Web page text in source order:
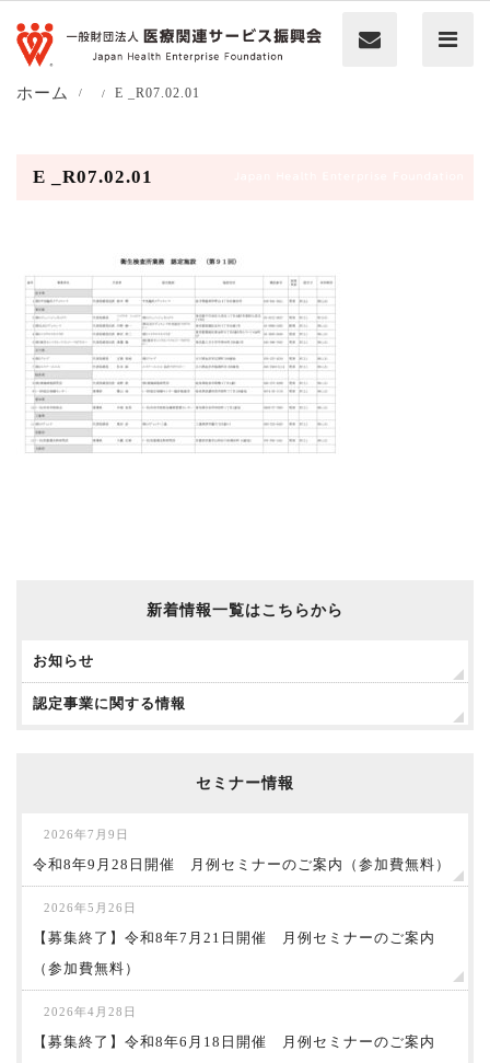
ホーム E _R07.02.01
E _R07.02.01
新着情報一覧はこちらから
お知らせ
認定事業に関する情報
セミナー情報
2026年7月9日
令和8年9月28日開催 月例セミナーのご案内（参加費無料）
2026年5月26日
【募集終了】令和8年7月21日開催 月例セミナーのご案内
（参加費無料）
2026年4月28日
【募集終了】令和8年6月18日開催 月例セミナーのご案内